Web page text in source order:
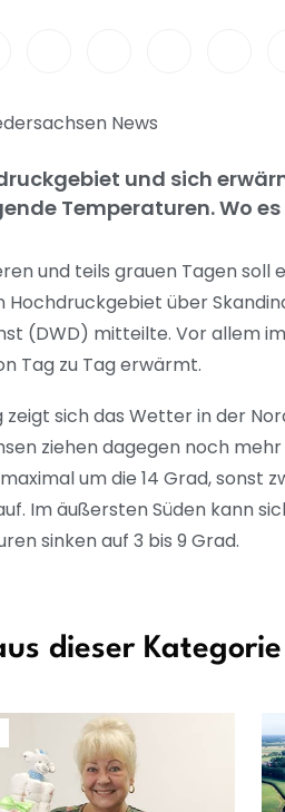
News
und sich
Temperaturen. Wo
und teils grauen Tagen
Hochdruckgebiet über
(DWD) mitteilte. Vor allem
Tag zu Tag erwärmt.
zeigt sich das Wetter in der
ziehen dagegen noch
um die 14 Grad, sonst
Im äußersten Süden kann
sinken auf 3 bis 9 Grad.
dieser Kategorie